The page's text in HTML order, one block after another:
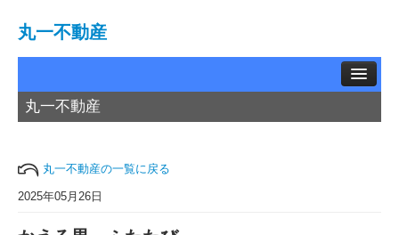
丸一不動産
丸一不動産
丸一不動産の一覧に戻る
2025年05月26日